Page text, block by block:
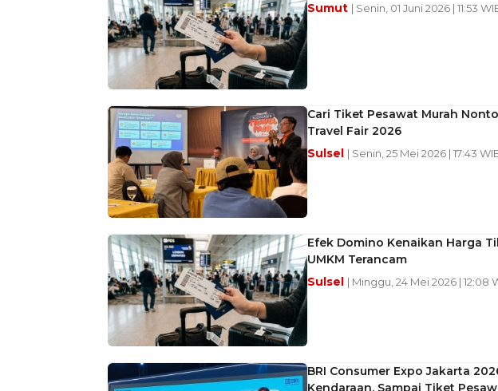
Sumut | Senin, 01 Juni 2026 | 11:53
Cari Tiket Pesawat Murah
Travel Fair 2026
Sulsel | Senin, 25 Mei 2026 | 17:43
Efek Domino Kenaikan Harga
UMKM Terancam
Sulsel | Minggu, 24 Mei 2026 | 12:08
BRI Consumer Expo Jakarta
Kendaraan, Sampai Tiket